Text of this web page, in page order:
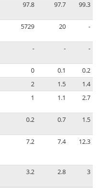
97.8 97.7 99.3
5729 20 -
- - -
0 0.1
0.2
2 1.5
1.4
1 1.1 2.7
0.2 0.7 1.5
7.2 7.4 12.3
3.2 2.8 3